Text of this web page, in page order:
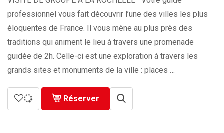
professionnel vous fait découvrir l’une des villes les plus
éloquentes de France. Il vous mène au plus près des
traditions qui animent le lieu à travers une promenade
guidée de 2h. Celle-ci est une exploration à travers les
grands sites et monuments de la ville : places …
Réserver